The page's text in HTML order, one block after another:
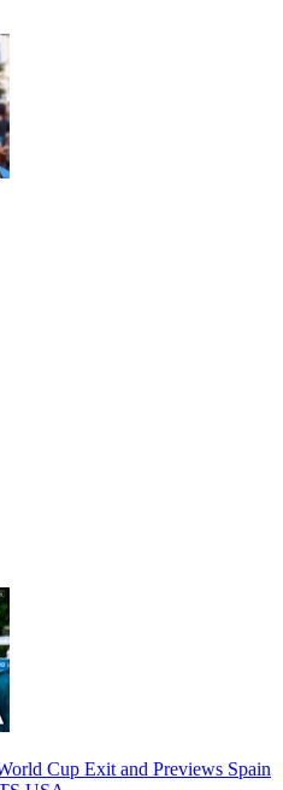
Cup Exit and Previews Spain